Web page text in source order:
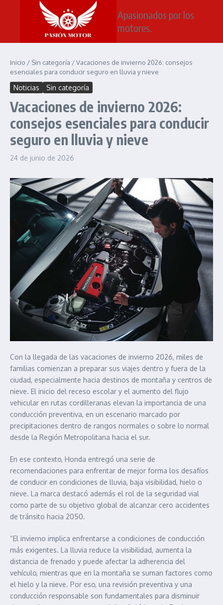
Saltar al contenido
Apasionados por los
motores.
Inicio / Sin categoría /Vacaciones de invierno 2026: consejos
esenciales para conducir seguro en lluvia y nieve
Noticias Sin categoría
Vacaciones de invierno 2026:
consejos esenciales para conducir
seguro en lluvia y nieve
24 de junio de 2026
Con la llegada de las vacaciones de invierno 2026, miles de
familias comienzan a preparar sus viajes dentro y fuera de la
ciudad, especialmente hacia destinos de montaña y centros de
nieve. El inicio del receso escolar y el aumento del flujo
vehicular en rutas cordilleranas elevan la importancia de una
conducción preventiva, en un escenario marcado por
precipitaciones dentro de rangos normales o sobre lo normal
desde la Región Metropolitana hacia el sur.
En ese contexto, Honda entregó una serie de
recomendaciones para enfrentar de mejor forma los desafíos
de conducir en condiciones de lluvia, baja visibilidad, hielo o
nieve. La marca destacó además el rol de la seguridad vial
como parte de su objetivo global de alcanzar cero accidentes
de tránsito hacia 2050.
“El invierno implica enfrentarse a condiciones de conducción
más exigentes. La lluvia reduce la visibilidad, aumenta la
distancia de frenado y puede afectar la adherencia del
vehículo, mientras que en la montaña se suman factores como
el hielo y la nieve. Por eso, una revisión preventiva y una
conducción responsable son fundamentales para disminuir